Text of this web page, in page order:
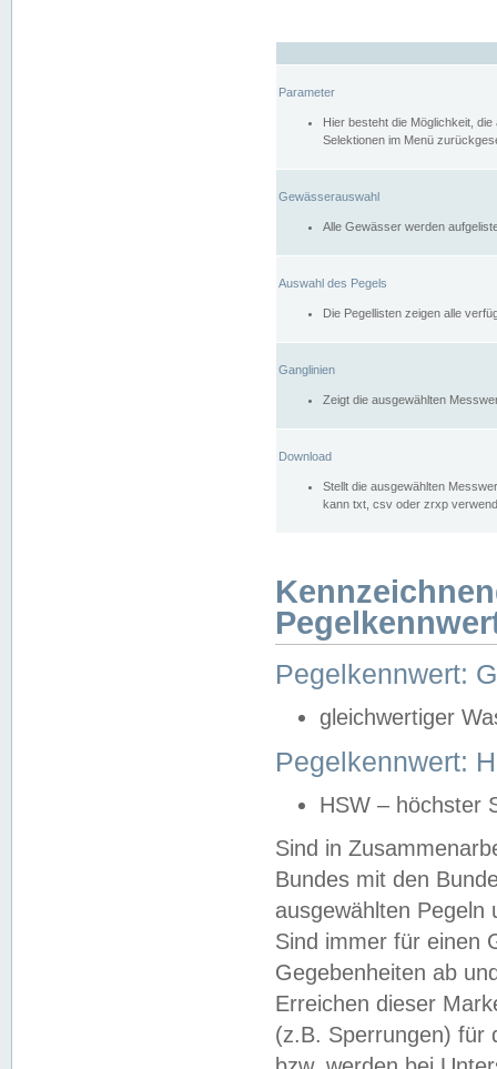
Parameter
Hier besteht die Möglichkeit,
Selektionen im Menü
Gewässerauswahl
Alle Gewässer werden
Auswahl des Pegels
Die Pegellisten zeigen alle
Ganglinien
Zeigt die ausgewählten
Download
Stellt die ausgewählten
kann txt, csv oder zrxp
Pegelkennwert:
gleichwertiger
Pegelkennwert:
HSW – höchster
Sind in
Bundes mit den
ausgewählten
Sind immer für einen
Gegebenheiten ab
Erreichen dieser
(z.B. Sperrungen) für